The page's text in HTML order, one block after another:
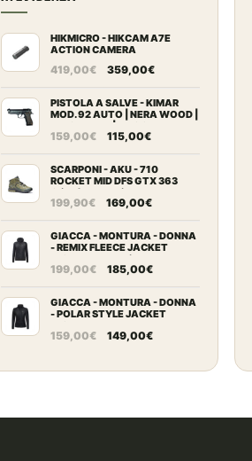
HIKMICRO - HIKCAM A7E
ACTION CAMERA
419,00€
Il
originale
era:
419,00€.
359,00€Il
attuale
è:
PISTOLA A SALVE - KIMAR
MOD. 92 AUTO | NERA WOOD |
cal. 9 mm PA | "IN GOD WE
TRUST" SPECIAL EDITION
159,00€
Il
originale
era:
159,00€.
115,00€Il
attuale
è:
115,00€.
SCARPONI - AKU - 710
ROCKET MID DFS GTX 363
Olive/Anthracite
199,90€
Il
originale
era:
199,90€.
169,00€Il
attuale
è:
169,00€.
GIACCA - MONTURA - DONNA
- REMIX FLEECE JACKET
WOMAN Antracite
199,00€
Il
originale
era:
199,00€.
185,00€Il
attuale
è:
185,00€.
GIACCA - MONTURA - DONNA
- POLAR STYLE JACKET
159,00€
Il
originale
149,00€Il
attuale